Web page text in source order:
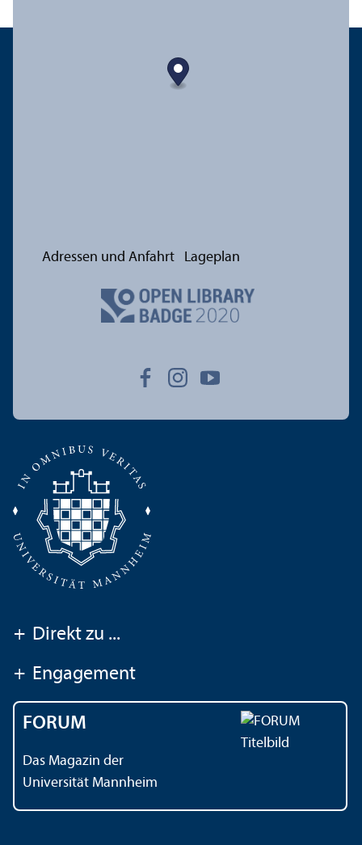
Adressen und Anfahrt Lageplan
+ Direkt zu ...
+ Engagement
FORUM
Das Magazin der
Universität Mannheim